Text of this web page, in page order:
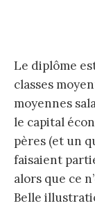
Le diplôme
classes
moyennes
le capital
pères (et un
faisaient
alors que ce
Belle